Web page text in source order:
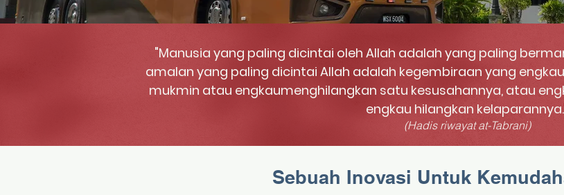
"Manusia yang paling dicintai oleh Allah adalah yang paling
amalan yang paling dicintai Allah adalah kegembiraan yang
mukmin atau engkaumenghilangkan satu kesusahannya, atau
engkau hilangkan
(Hadis riwayat at-Tabrani)
Sebuah Inovasi Untuk